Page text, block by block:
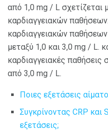
από 1,0 mg / L σχετίζεται
καρδιαγγειακών
καρδιαγγειακών
μεταξύ 1,0 και 3,0 mg / L.
καρδιαγγειακές παθήσεις
από 3,0 mg / L.
Ποιες εξετάσεις
Συγκρίνοντας CRP
εξετάσεις;